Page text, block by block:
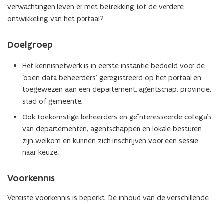
verwachtingen leven er met betrekking tot de verdere
ontwikkeling van het portaal?
Doelgroep
Het kennisnetwerk is in eerste instantie bedoeld voor de
‘open data beheerders’ geregistreerd op het portaal en
toegewezen aan een departement, agentschap, provincie,
stad of gemeente;
Ook toekomstige beheerders en geïnteresseerde collega’s
van departementen, agentschappen en lokale besturen
zijn welkom en kunnen zich inschrijven voor een sessie
naar keuze.
Voorkennis
Vereiste voorkennis is beperkt. De inhoud van de verschillende